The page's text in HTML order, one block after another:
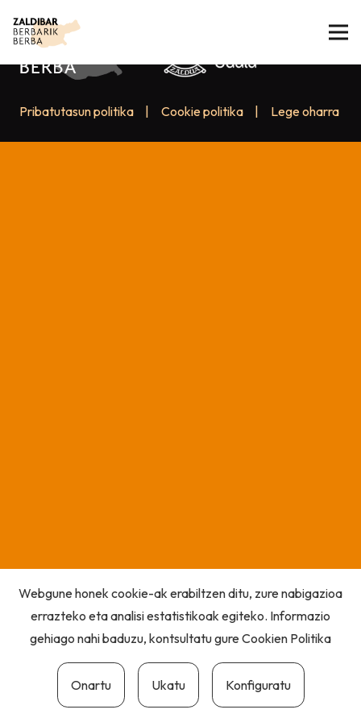
Pribatutasun politika Cookie politika Lege oharra
Webgune honek cookie-ak erabiltzen ditu, zure nabigazioa
errazteko eta analisi estatistikoak egiteko. Informazio
gehiago nahi baduzu, kontsultatu gureCookien Politika
Onartu Ukatu Konfiguratu